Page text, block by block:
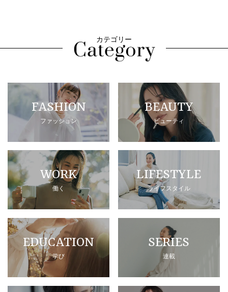
カテゴリー
FASHION
ファッション
BEAUTY
ビューティ
WORK
働く
LIFESTYLE
ライフスタイル
EDUCATION
学び
SERIES
連載